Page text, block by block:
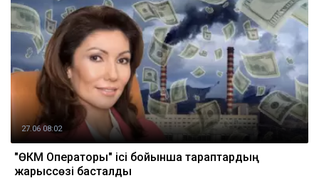
27.06 08:02
"ӨКМ Операторы" ісі бойынша тараптардың
жарыссөзі басталды